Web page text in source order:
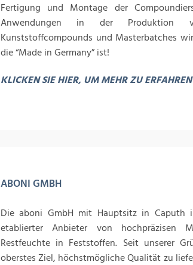
Fertigung und Montage der
Anwendungen in der Produktion
Kunststoffcompounds und Masterbatches
die “Made in Germany” ist!
KLICKEN SIE HIER, UM MEHR ZU ERFAHREN
ABONI GMBH
Die aboni GmbH mit Hauptsitz in Caputh
etablierter Anbieter von hochpräzisen
Restfeuchte in Feststoffen. Seit unserer
oberstes Ziel, höchstmögliche Qualität zu